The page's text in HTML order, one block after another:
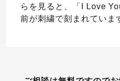
らを見ると、「I Love
前が刺繍で刻まれていま